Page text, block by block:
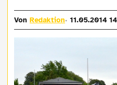
VonRedaktion 11.05.2014